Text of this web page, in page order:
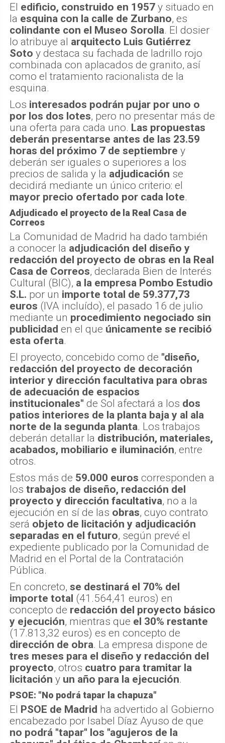
El edificio, construido en 1957 y situado en
la esquina con la calle de Zurbano, es
colindante con el Museo Sorolla. El dosier
lo atribuye al arquitecto Luis Gutiérrez
Soto y destaca su fachada de ladrillo rojo
combinada con aplacados de granito, así
como el tratamiento racionalista de la
esquina.
Los interesados podrán pujar por uno o
por los dos lotes, pero no presentar más de
una oferta para cada uno. Las propuestas
deberán presentarse antes de las 23.59
horas del próximo 7 de septiembre y
deberán ser iguales o superiores a los
precios de salida y la adjudicación se
decidirá mediante un único criterio: el
mayor precio ofertado por cada lote.
Adjudicado el proyecto de la Real Casa de
Correos
La Comunidad de Madrid ha dado también
a conocer la adjudicación del diseño y
redacción del proyecto de obras en la Real
Casa de Correos, declarada Bien de Interés
Cultural (BIC), a la empresa Pombo Estudio
S.L. por un importe total de 59.377,73
euros (IVA incluído), el pasado 16 de julio
mediante un procedimiento negociado sin
publicidad en el que únicamente se recibió
esta oferta.
El proyecto, concebido como de "diseño,
redacción del proyecto de decoración
interior y dirección facultativa para obras
de adecuación de espacios
institucionales" de Sol afectará a los dos
patios interiores de la planta baja y al ala
norte de la segunda planta. Los trabajos
deberán detallar la distribución, materiales,
acabados, mobiliario e iluminación, entre
otros.
Estos más de 59.000 euros corresponden a
los trabajos de diseño, redacción del
proyecto y dirección facultativa, no a la
ejecución en sí de las obras, cuyo contrato
será objeto de licitación y adjudicación
separadas en el futuro, según prevé el
expediente publicado por la Comunidad de
Madrid en el Portal de la Contratación
Pública.
En concreto, se destinará el 70% del
importe total (41.564,41 euros) en
concepto de redacción del proyecto básico
y ejecución, mientras que el 30% restante
(17.813,32 euros) es en concepto de
dirección de obra. La empresa dispone de
tres meses para el diseño y redacción del
proyecto, otros cuatro para tramitar la
licitación y un año para la ejecución.
PSOE: "No podrá tapar la chapuza"
El PSOE de Madrid ha advertido al Gobierno
encabezado por Isabel Díaz Ayuso de que
no podrá "tapar" los "agujeros de la